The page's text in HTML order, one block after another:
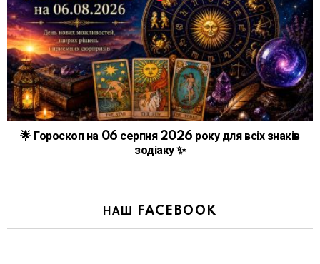
🌟 Гороскоп на 06 серпня 2026 року для всіх знаків
зодіаку ✨
НАШ FACEBOOK